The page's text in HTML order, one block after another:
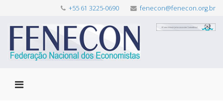
+55 61 3225-0690 fenecon@fenecon.org.br